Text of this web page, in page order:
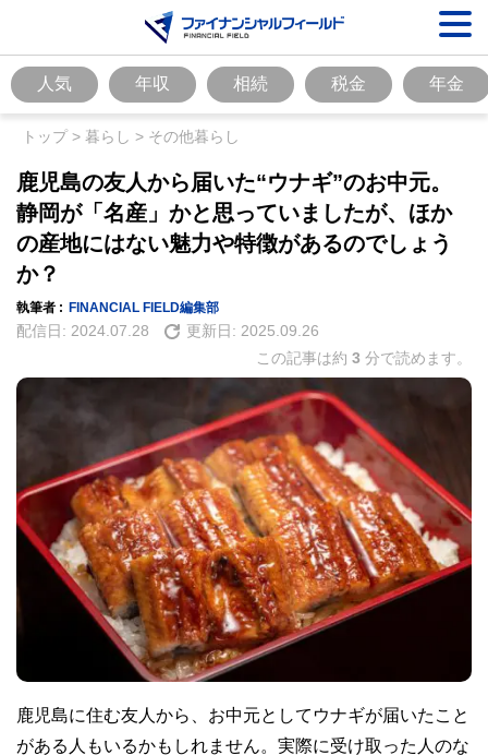
人気 年収 相続 税金 年金
トップ> 暮らし > その他暮らし
鹿児島の友人から届いた“ウナギ”のお中元。
静岡が「名産」かと思っていましたが、ほか
の産地にはない魅力や特徴があるのでしょう
か？
執筆者 : FINANCIAL FIELD編集部
配信日: 2024.07.28 更新日: 2025.09.26
この記事は約 3 分で読めます。
鹿児島に住む友人から、お中元としてウナギが届いたこと
がある人もいるかもしれません。実際に受け取った人のな